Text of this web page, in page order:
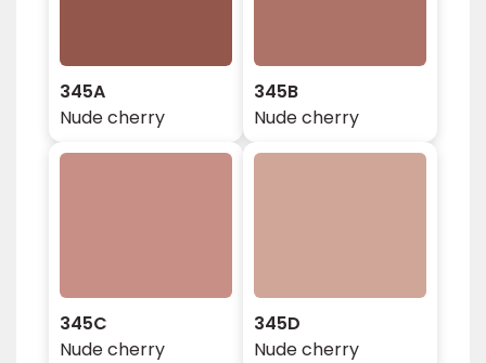
345A
Nude cherry
345B
Nude cherry
345C
Nude cherry
345D
Nude cherry